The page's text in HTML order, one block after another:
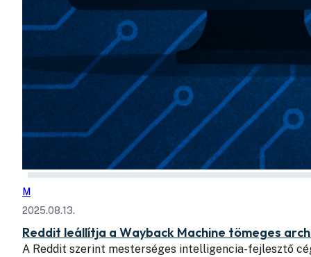
M
2025.08.13.
Reddit leállítja a Wayback Machine tömeges
A Reddit szerint mesterséges intelligencia-fejlesztő